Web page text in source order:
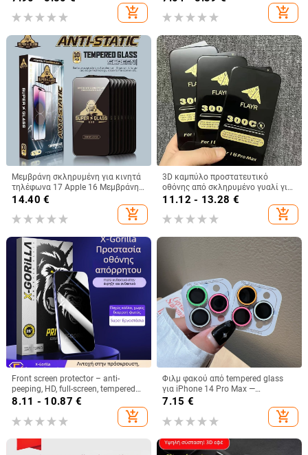
add_shopping_cart
αντι-δακτυλικά αποτυπώματα,
πλήρης κάλυψη
add_shopping_cart
Μεμβράνη σκληρυμένη για κινητά
τηλέφωνα 17 Apple 16 Μεμβράνη
για κινητά τηλέφωνα 15 Πλήρους
οθόνης 13 Γυάλινη μεμβράνη 12
Φιλμ HD Pro Max Κατάλληλο για
14.40 €
add_shopping_cart
3D καμπύλο προστατευτικό
οθόνης από σκληρυμένο γυαλί για
iPhone 17 Pro Max με λεπτό μαύρο
11.12 - 13.28 €
add_shopping_cart
Front screen protector – anti-
peeping, HD, full-screen, tempered
glass
8.11 - 10.87 €
add_shopping_cart
Φιλμ φακού από tempered glass
για iPhone 14 Pro Max —
πολύχρωμη λαμπερή επίστρωση
φακού και δαχτυλίδι κάμερας
7.15 €
add_shopping_cart